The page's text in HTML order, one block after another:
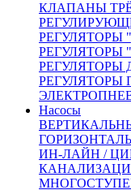
КЛАПАНЫ
РЕГУЛЯТОРЫ
РЕГУЛЯТОРЫ
РЕГУЛЯТОРЫ
РЕГУЛЯТОРЫ
Насосы
ИН-ЛАЙН /